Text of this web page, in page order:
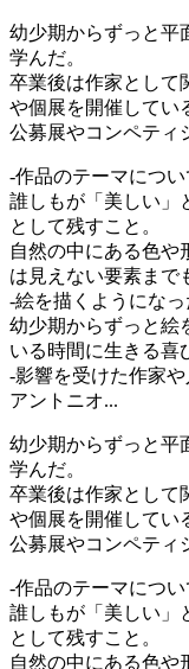
幼少期からずっと平
学んだ。
卒業後は作家として
や個展を開催してい
公募展やコンペティ
-作品のテーマについ
誰しもが「美しい」
として残すこと。
自然の中にある色や
は見えない要素まで
-絵を描くようにな
幼少期からずっと絵
いる時間に生きる喜
-影響を受けた作家
アントニオ...
幼少期からずっと平
学んだ。
卒業後は作家として
や個展を開催してい
公募展やコンペティ
-作品のテーマについ
誰しもが「美しい」
として残すこと。
自然の中にある色や